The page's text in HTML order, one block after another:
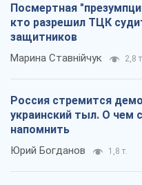
Посмертная
кто разрешил ТЦК
защитников
Марина Ставнійчук 2,8 т.
Россия стремится
украинский тыл. О чем
напомнить
Юрий Богданов 1,8 т.